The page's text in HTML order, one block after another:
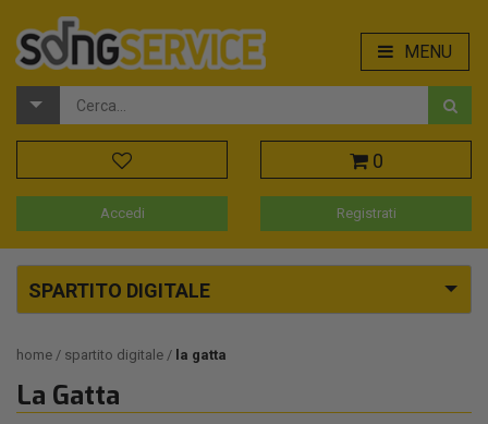
MENU
0
Accedi Registrati
SPARTITO DIGITALE
home spartito digitale la gatta
La Gatta